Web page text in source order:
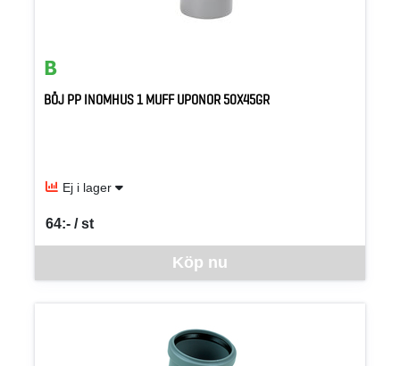
BÖJ PP INOMHUS 1 MUFF UPONOR 50X45GR
Ej i lager
Köp nu
64:- / st
SEK per ST